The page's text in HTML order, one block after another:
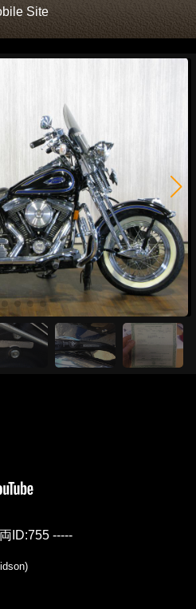
Site
ID:755 -----